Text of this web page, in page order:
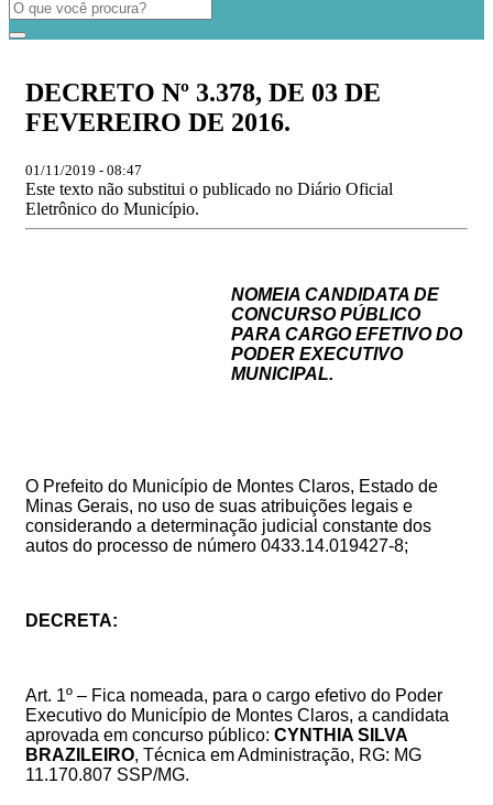
DECRETO Nº 3.378, DE 03 DE
FEVEREIRO DE 2016.
01/11/2019 - 08:47
Este texto não substitui o publicado no Diário Oficial
Eletrônico do Município.
NOMEIA CANDIDATADE
CONCURSO PÚBLICO
PARA CARGO EFETIVO DO
PODER EXECUTIVO
MUNICIPAL.
O Prefeito do Município de Montes Claros, Estado de
Minas Gerais, no uso de suas atribuições legais e
considerando a determinação judicial constante dos
autos do processo de número 0433.14.019427-8;
DECRETA:
Art. 1º – Fica nomeada, para o cargo efetivo do Poder
Executivo do Município de Montes Claros, a candidata
aprovada em concurso público: CYNTHIA SILVA
BRAZILEIRO, Técnica em Administração, RG: MG
11.170.807 SSP/MG.